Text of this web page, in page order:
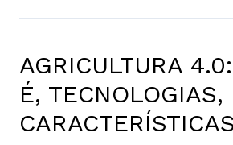
AGRICULTURA
É, TECNOLOGIAS,